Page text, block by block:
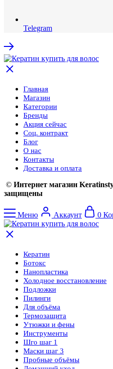
Telegram
Главная
Магазин
Категории
Бренды
Акция сейчас
Соц. контракт
Блог
О нас
Контакты
Доставка и оплата
© Интернет магазин
защищены
Меню Аккаунт 0
Кератин
Ботокс
Нанопластика
Холодное восстановление
Подложки
Пилинги
Для объёма
Термозащита
Утюжки и фены
Инструменты
Шго шаг 1
Маски шаг 3
Пробные объёмы